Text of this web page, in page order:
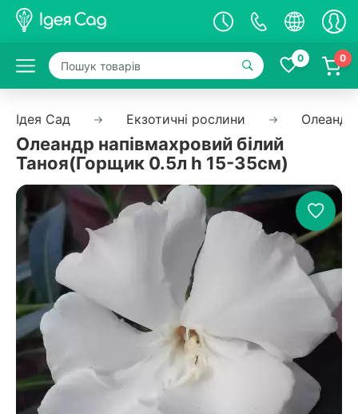
0 0
Ідея Сад Екзотичні рослини Олеандр
Олеандр напівмахровий білий
Таноя(Горщик 0.5л h 15-35см)